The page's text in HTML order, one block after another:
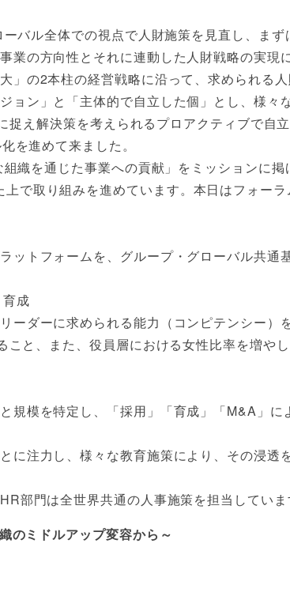
バル全体での視点で人財施策を見直し、まず
の方向性とそれに連動した人財戦略の実現
の2本柱の経営戦略に沿って、求められる
ン」と「主体的で自立した個」とし、様々
え解決策を考えられるプロアクティブで自
を進めて来ました。
織を通じた事業への貢献」をミッションに掲
で取り組みを進めています。本日はフォー
ットフォームを、グループ・グローバル共通
成
ーダーに求められる能力（コンピテンシー）
と、また、役員層における女性比率を増や
模を特定し、「採用」「育成」「M&A」に
注力し、様々な教育施策により、その浸透
部門は全世界共通の人事施策を担当していま
のミドルアップ変容から～